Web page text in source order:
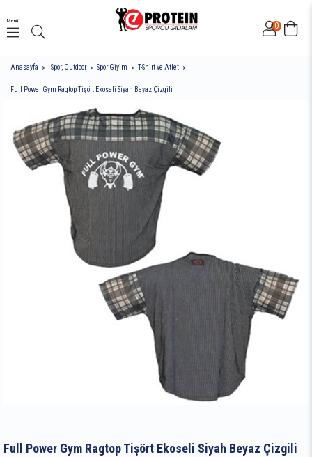
0
Menü
Anasayfa Spor, Outdoor Spor Giyim T-Shirt ve Atlet
Full Power Gym Ragtop Tişört Ekoseli Siyah Beyaz Çizgili
Full Power Gym Ragtop Tişört Ekoseli Siyah Beyaz Çizgili